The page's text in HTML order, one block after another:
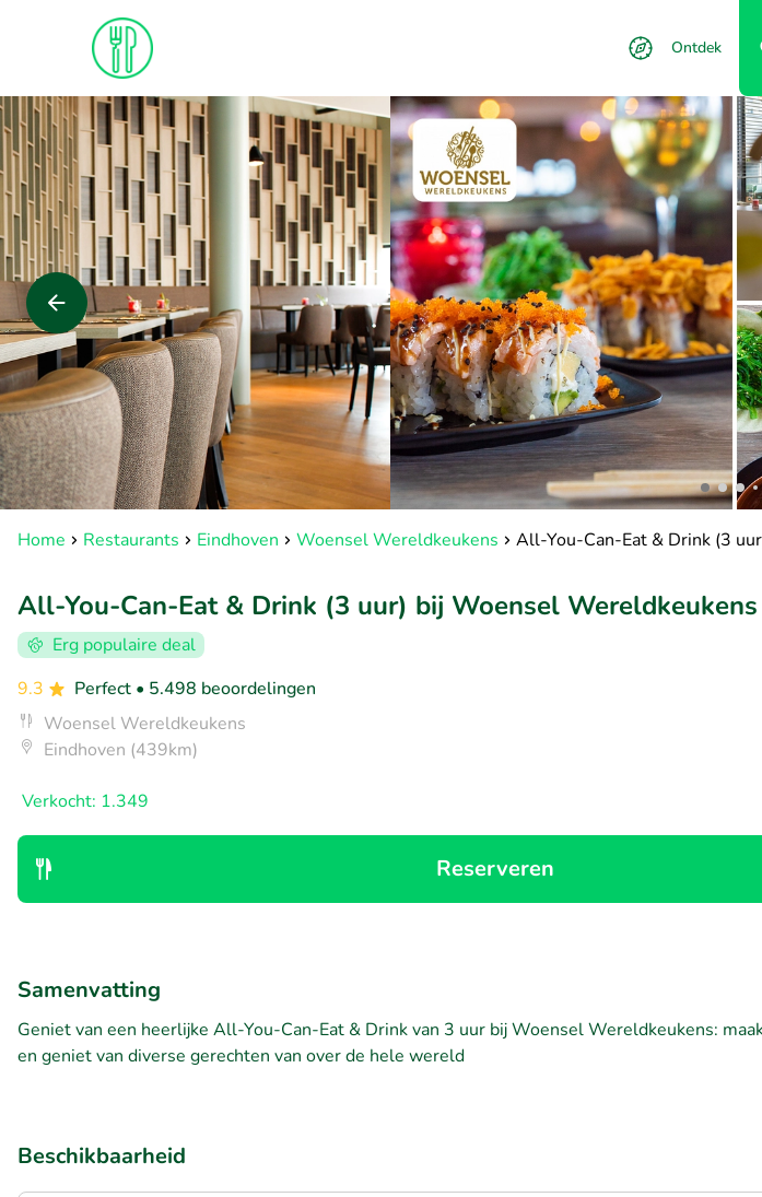
Ontdek
Home Restaurants Eindhoven Woensel Wereldkeukens All-You-Can-Eat & Drink (3
All-You-Can-Eat & Drink (3 uur) bij Woensel Wereldkeukens
Erg populaire deal
9.3
Perfect • 5.498 beoordelingen
Woensel Wereldkeukens
Eindhoven (439km)
Verkocht: 1.349
Reserveren
Samenvatting
Geniet van een heerlijke All-You-Can-Eat & Drink van 3 uur bij Woensel Wereldkeukens:
en geniet van diverse gerechten van over de hele wereld
Beschikbaarheid